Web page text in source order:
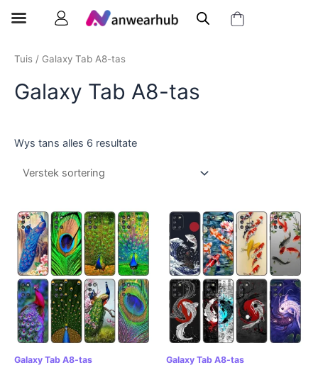
Tuis / Galaxy Tab A8-tas
Galaxy Tab A8-tas
Wys tans alles 6 resultate
Galaxy Tab A8-tas Galaxy Tab A8-tas